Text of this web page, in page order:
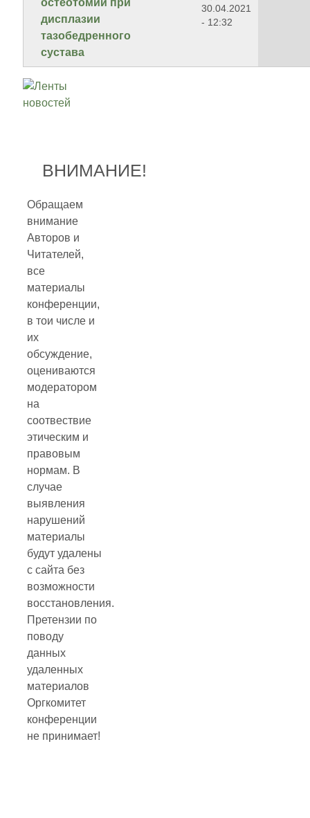
остеотомии при
дисплазии
тазобедренного
сустава
30.04.2021
- 12:32
ВНИМАНИЕ!
Обращаем
внимание
Авторов и
Читателей,
все
материалы
конференции,
в тои числе и
их
обсуждение,
оцениваются
модератором
на
соотвествие
этическим и
правовым
нормам. В
случае
выявления
нарушений
материалы
будут удалены
с сайта без
возможности
восстановления.
Претензии по
поводу
данных
удаленных
материалов
Оргкомитет
конференции
не принимает!